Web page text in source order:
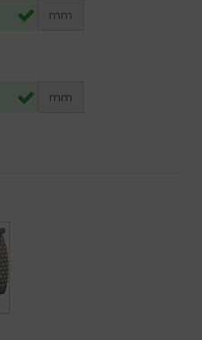
mm
mm